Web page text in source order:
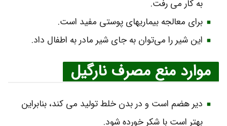
به کار می‌ رفت.
برای معالجه‌ بیماریهای پوستی مفید است.
این شیر را می‌توان به جای شیر مادر به اطفال داد.
موارد منع مصرف نارگیل
دیر هضم است و در بدن خلط تولید می‌ کند، بنابراین
بهتر است با شکر خورده شود.